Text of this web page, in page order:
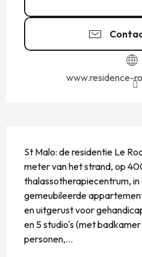
www.residence-
St Malo: de residentie Le
meter van het strand, op
thalassotherapiecentrum, in
gemeubileerde
en uitgerust voor
en 5 studio's (met
personen,...